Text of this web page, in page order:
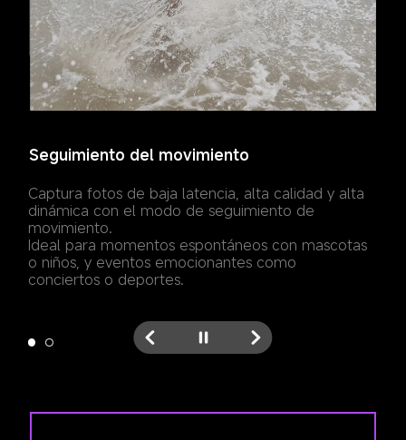
Seguimiento del movimiento
Captura fotos de baja latencia, alta calidad y alta
dinámica con el modo de seguimiento de
movimiento.
Ideal para momentos espontáneos con mascotas
o niños, y eventos emocionantes como
conciertos o deportes.
Capturas ultrarrápidas
Hasta 30 fotogramas por disparo.